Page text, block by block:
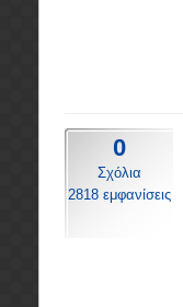
0
Σχόλια
2818 εμφανίσεις